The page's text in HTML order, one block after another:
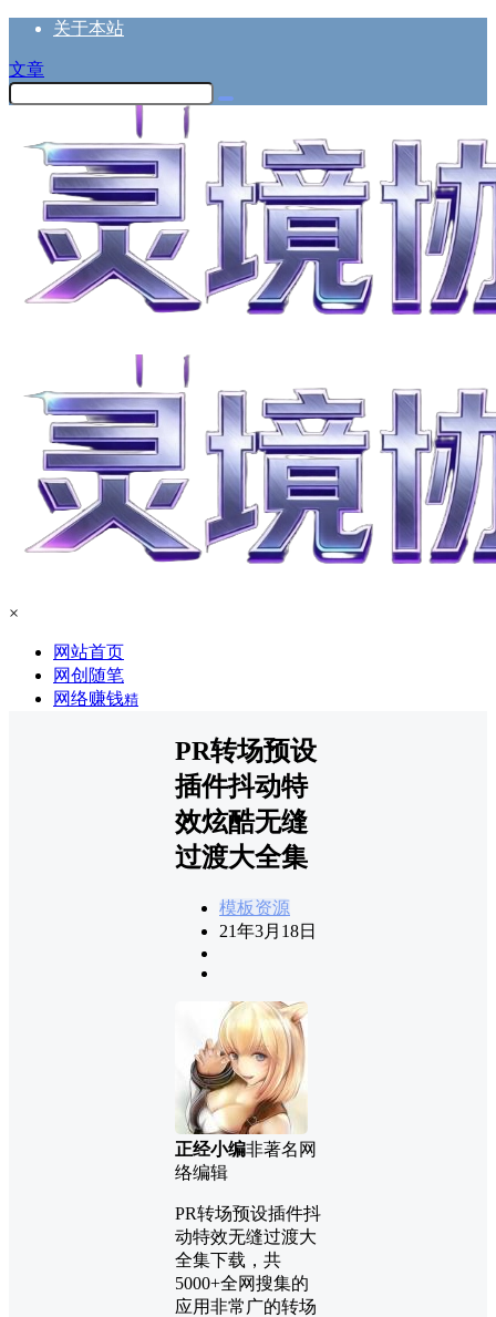
关于本站
文章
×
网站首页
网创随笔
网络赚钱精
PR转场预设
插件抖动特
效炫酷无缝
过渡大全集
模板资源
21年3月18日
正经小编非著名网
络编辑
PR转场预设插件抖
动特效无缝过渡大
全集下载，共
5000+全网搜集的
应用非常广的转场